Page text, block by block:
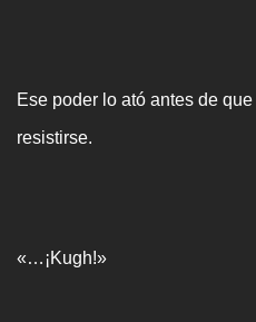
Ese poder lo ató antes de
resistirse.
«…¡Kugh!»